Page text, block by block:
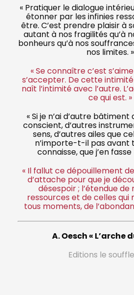
« Pratiquer le dialogue
étonner par les infinies
être. C’est prendre plaisir à
autant à nos fragilités qu’à
bonheurs qu’à nos
nos limites. »
« Se connaître c’est
s’accepter. De cette
naît l’intimité avec l’autre.
ce qui est. »
« Si je n’ai d’autre
conscient, d’autres
sens, d’autres ailes que
n’importe-t-il pas avant
connaisse, que j’en
« Il fallut ce dépouillement
d’attache pour que je
désespoir ; l’étendue
ressources et de celles qui
tous moments, de
A. Oesch « L’arche
Editions le